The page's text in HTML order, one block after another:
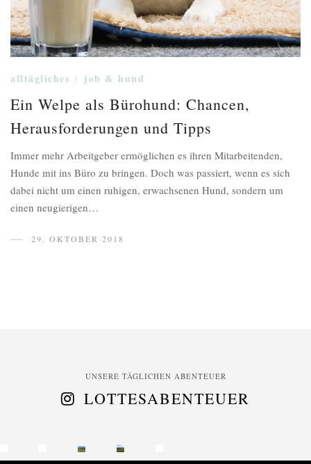
alltägliches / job & hund
Ein Welpe als Bürohund: Chancen,
Herausforderungen und Tipps
Immer mehr Arbeitgeber ermöglichen es ihren Mitarbeitenden,
Hunde mit ins Büro zu bringen. Doch was passiert, wenn es sich
dabei nicht um einen ruhigen, erwachsenen Hund, sondern um
einen neugierigen…
29. OKTOBER 2018
UNSERE TÄGLICHEN ABENTEUER
LOTTESABENTEUER